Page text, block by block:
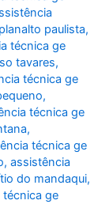
paulista,
técnica ge
tavares,
técnica ge
,
técnica ge
,
técnica ge
,assistência
do mandaqui,
ge